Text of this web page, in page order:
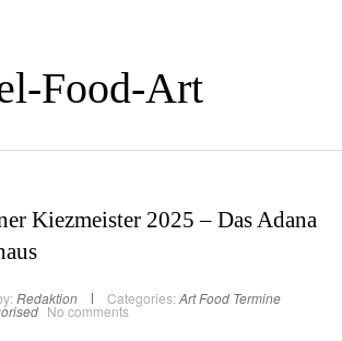
Food-Art
Kiezmeister 2025 – Das Adana
Redaktion Categories: ArtFood Termine
No comments